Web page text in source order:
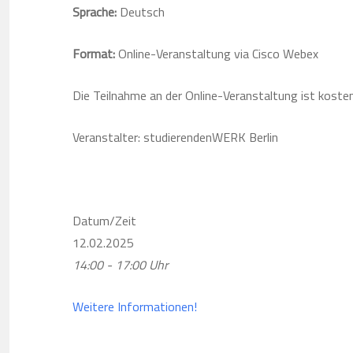
Sprache: Deutsch
Format:Online-Veranstaltung via Cisco Webex
Die Teilnahme an der Online-Veranstaltung ist
Veranstalter: studierendenWERK Berlin
Datum/Zeit
12.02.2025
14:00 - 17:00 Uhr
Weitere Informationen!